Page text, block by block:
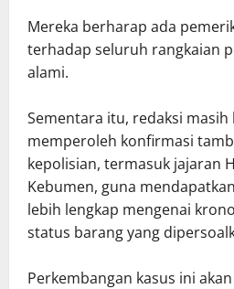
Mereka berharap ada
terhadap seluruh rangkaian
alami.
Sementara itu, redaksi masih
memperoleh konfirmasi
kepolisian, termasuk jajaran
Kebumen, guna
lebih lengkap mengenai
status barang yang
Perkembangan kasus ini